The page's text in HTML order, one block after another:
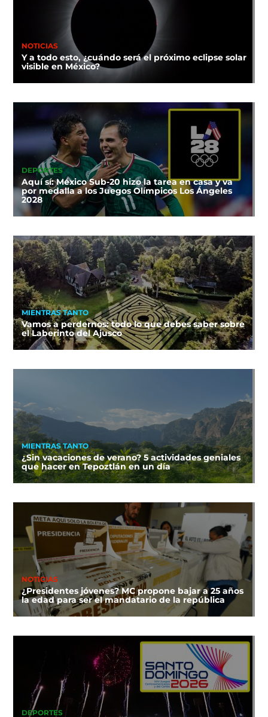
NOTICIAS
Y a todo esto, ¿cuándo será el próximo eclipse solar
visible en México?
DEPORTES
Aquí sí: México Sub-20 hizo la tarea en casa y va
por medalla a los Juegos Olímpicos Los Ángeles
2028
MIENTRAS TANTO
Vamos a perdernos: todo lo que debes saber sobre
el Laberinto del Ajusco
MIENTRAS TANTO
¿Sin vacaciones de verano? 5 actividades geniales
que hacer en Tepoztlán en un día
NOTICIAS
¿Presidentes jóvenes? MC propone bajar a 25 años
la edad para ser el mandatario de la república
DEPORTES